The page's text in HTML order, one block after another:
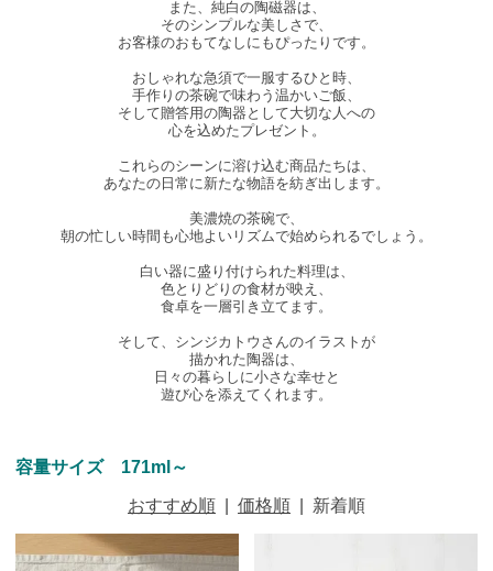
また、純白の陶磁器は、
そのシンプルな美しさで、
お客様のおもてなしにもぴったりです。
おしゃれな急須で一服するひと時、
手作りの茶碗で味わう温かいご飯、
そして贈答用の陶器として大切な人への
心を込めたプレゼント。
これらのシーンに溶け込む商品たちは、
あなたの日常に新たな物語を紡ぎ出します。
美濃焼の茶碗で、
朝の忙しい時間も心地よいリズムで始められるでしょう。
白い器に盛り付けられた料理は、
色とりどりの食材が映え、
食卓を一層引き立てます。
そして、シンジカトウさんのイラストが
描かれた陶器は、
日々の暮らしに小さな幸せと
遊び心を添えてくれます。
容量サイズ 171ml～
おすすめ順 価格順 新着順